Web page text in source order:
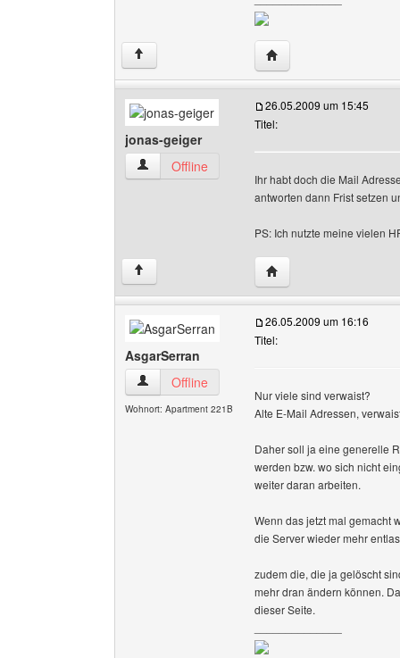
↑ Website dieses
jonas-geiger
jonas-geiger Benutzer-Profile anzeigen
Offline
26.05.2009 um 15:45
Titel:
Ihr habt doch die Mail
antworten dann Frist setzen
PS: Ich nutzte meine vielen
↑ Website dieses
AsgarSerran
AsgarSerran Benutzer-Profile anzeigen
Offline
Wohnort: Apartment 221B
26.05.2009 um 16:16
Titel:
Nur viele sind verwaist?
Alte E-Mail Adressen,
Daher soll ja eine generelle
werden bzw. wo sich nicht
weiter daran arbeiten.
Wenn das jetzt mal gemacht
die Server wieder mehr
zudem die, die ja gelöscht
mehr dran ändern können.
dieser Seite.